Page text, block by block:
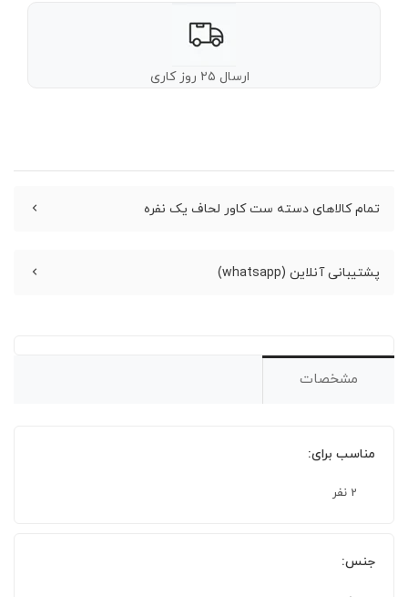
ارسال ۲۵ روز کاری
تمام کالاهای دسته ست کاور لحاف یک نفره
پشتیبانی آنلاین (whatsapp)
مشخصات
مناسب برای:
2 نفر
جنس: